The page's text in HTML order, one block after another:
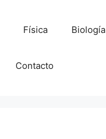
Física Biología
Contacto